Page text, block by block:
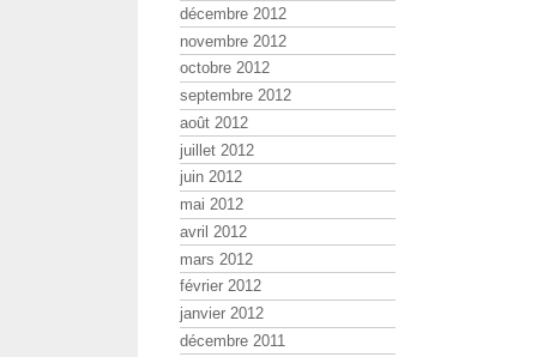
décembre 2012
novembre 2012
octobre 2012
septembre 2012
août 2012
juillet 2012
juin 2012
mai 2012
avril 2012
mars 2012
février 2012
janvier 2012
décembre 2011